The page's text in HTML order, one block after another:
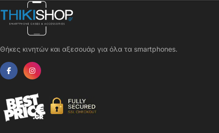
Θήκες κινητών και αξεσουάρ για όλα τα smartphones.